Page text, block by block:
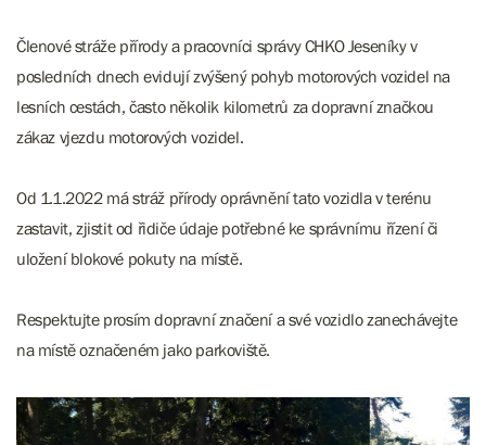
Členové stráže přírody a pracovníci správy CHKO Jeseníky v
posledních dnech evidují zvýšený pohyb motorových vozidel na
lesních cestách, často několik kilometrů za dopravní značkou
zákaz vjezdu motorových vozidel.
Od 1.1.2022 má stráž přírody oprávnění tato vozidla v terénu
zastavit, zjistit od řidiče údaje potřebné ke správnímu řízení či
uložení blokové pokuty na místě.
Respektujte prosím dopravní značení a své vozidlo zanechávejte
na místě označeném jako parkoviště.